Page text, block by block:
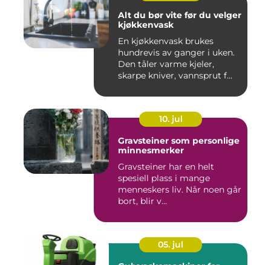
Alt du bør vite før du velger
kjøkkenvask
En kjøkkenvask brukes
hundrevis av ganger i uken.
Den tåler varme kjeler,
skarpe kniver, vannsprut f...
10. jul
Gravsteiner som personlige
minnesmerker
Gravsteiner har en helt
spesiell plass i mange
menneskers liv. Når noen går
bort, blir v...
05. jul